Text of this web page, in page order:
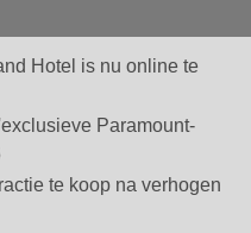
Hotel is nu online te
Paramount-
te koop na verhogen